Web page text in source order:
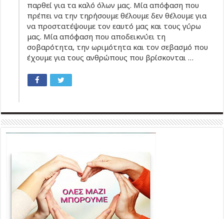
παρθεί για τα καλό όλων μας. Μία απόφαση που
πρέπει να την τηρήσουμε θέλουμε δεν θέλουμε για
να προστατέψουμε τον εαυτό μας και τους γύρω
μας. Μία απόφαση που αποδεικνύει τη
σοβαρότητα, την ωριμότητα και τον σεβασμό που
έχουμε για τους ανθρώπους που βρίσκονται …